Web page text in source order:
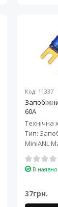
Код: 11337
60A
Технічна
Тип:
MiniANL Матеріал: Латунь
..
В
37грн.